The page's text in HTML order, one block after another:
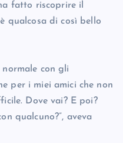
fatto riscoprire il
qualcosa di così bello
normale con gli
per i miei amici che non
Dove vai? E poi?
qualcuno?”, aveva